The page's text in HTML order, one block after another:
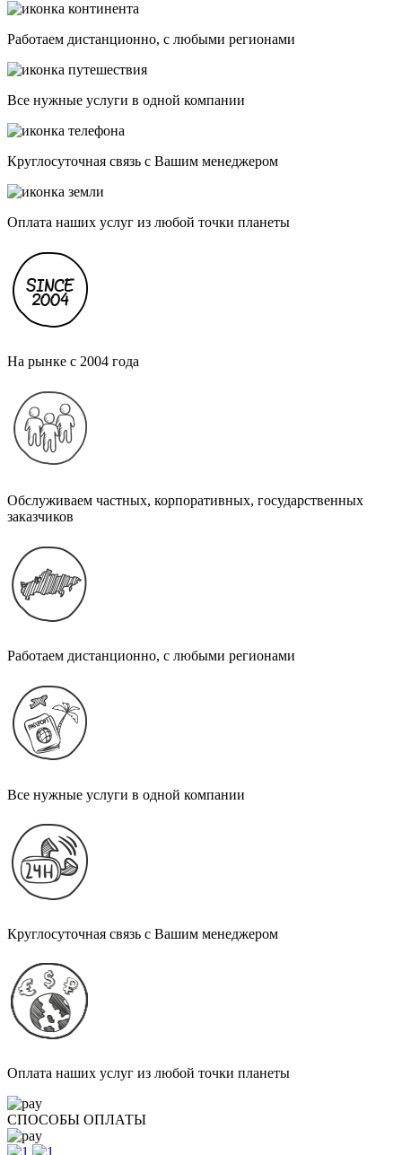
Работаем дистанционно, с любыми регионами
Все нужные услуги в одной компании
Круглосуточная связь с Вашим менеджером
Оплата наших услуг из любой точки планеты
На рынке с 2004 года
Обслуживаем частных, корпоративных, государственных
заказчиков
Работаем дистанционно, с любыми регионами
Все нужные услуги в одной компании
Круглосуточная связь с Вашим менеджером
Оплата наших услуг из любой точки планеты
СПОСОБЫ ОПЛАТЫ